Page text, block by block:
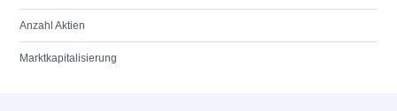
Anzahl Aktien
Marktkapitalisierung